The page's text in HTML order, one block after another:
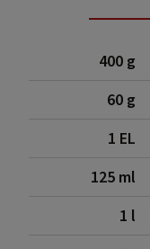
400 g
60 g
1 EL
125 ml
1 l